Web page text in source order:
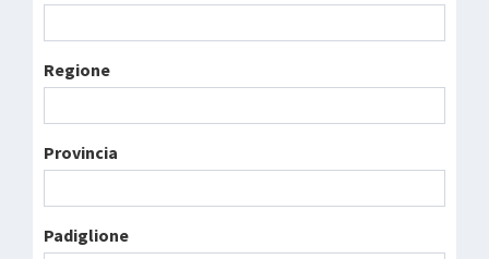
Regione
Provincia
Padiglione